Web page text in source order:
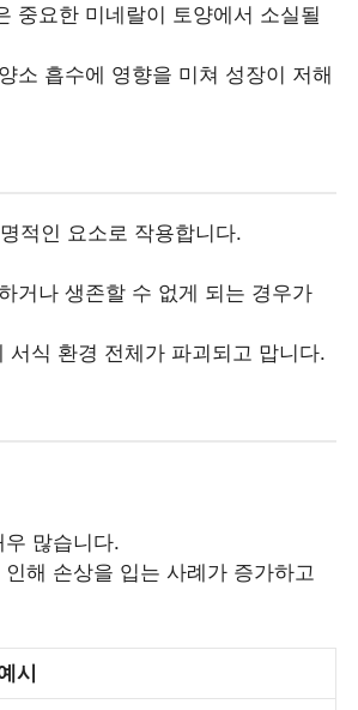
중요한 미네랄이 토양에서 소실될
소 흡수에 영향을 미쳐 성장이 저해
적인 요소로 작용합니다.
거나 생존할 수 없게 되는 경우가
식 환경 전체가 파괴되고 맙니다.
많습니다.
해 손상을 입는 사례가 증가하고
시